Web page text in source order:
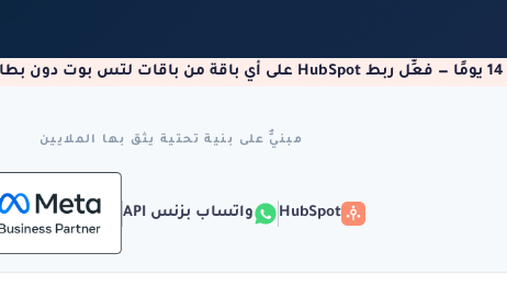
مبنيٌّ على بنية تحتية يثق بها الملايين
HubSpot واتساب بزنس API